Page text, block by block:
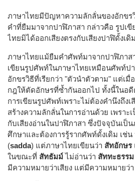
ภาษาไทยมีปัญหาความลักลั่นของอักขร
คำที่ยืมมาจากปาฬิภาสา กล่าวคือ รูปเ
ไทยมิได้ออกเสียงตรงกับเสียงปาฬิดั้งเดิ
ภาษาไทยแม้ยืมคำศัพท์มาจากปาฬิภาส
เขียนรูปศัพท์ในภาษาไทยเหมือนศัพท์ป
อักขรวิธีที่เรียกว่า "ตัวนำตัวตาม" แต่เ
กฎให้ตัดอักษรที่ซ้ำกันออกไป ทั้งนี้ในอดี
การเขียนรูปศัพท์เพราะไม่ต้องคำนึงถึง
สร้างความลักลั่นในการอ่านด้วย เพราะ
กับเสียงอ่านในปาฬิภาสา ซึ่งปัจจุบันเป็
ศึกษาและต้องการรู้รากศัพท์ดั้งเดิม เช่น
(sadda) แต่ภาษาไทยเขียนว่า สัทอักษร
ในขณะที่ สัทธัมม์ ไม่อ่านว่า สัททะธรรม
มีความหมายว่าเสียง แต่มีความหมายว่า